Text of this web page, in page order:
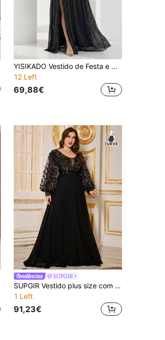
YISIKADO Vestido de Festa e Noite Sexy para Mulher Plus Size, Decote em V Profundo, Mangas Lanterna e Abertura
12 Left
69,88€
SUPGIR
SUPGIR Vestido plus size com decote em V, manga lanterna, chiffon, patchwork, lantejoulas, bordado floral, cintura alta, corte A, cor sólida, para festa à noite, vestido para convidada de casamento, vestido formal, vestido
1 Left
91,23€